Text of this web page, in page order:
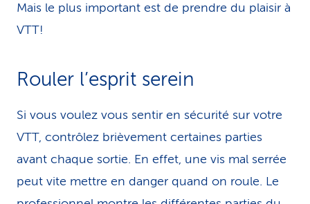
Mais le plus important est de prendre du plaisir à
VTT!
Rouler l’esprit serein
Si vous voulez vous sentir en sécurité sur votre
VTT, contrôlez brièvement certaines parties
avant chaque sortie. En effet, une vis mal serrée
peut vite mettre en danger quand on roule. Le